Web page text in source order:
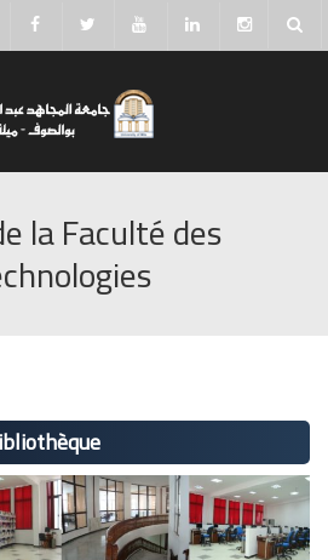
la Faculté des